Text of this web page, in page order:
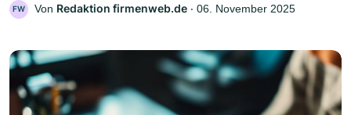
FW Von Redaktion firmenweb.de ‧ 06. November 2025